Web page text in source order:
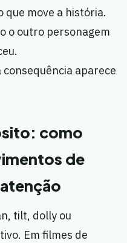
que move a história.
o outro personagem
aparece
como
de
tilt, dolly ou
Em filmes de